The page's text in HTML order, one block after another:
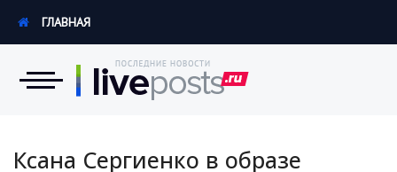
ГЛАВНАЯ
Ксана Сергиенко в образе